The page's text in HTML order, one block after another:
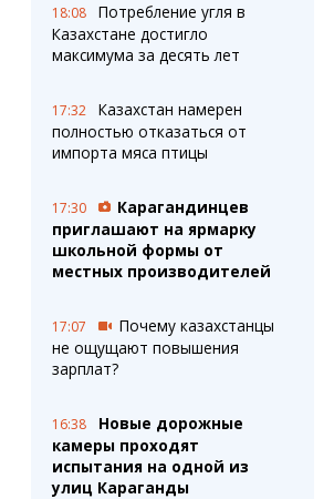
18:08
Потребление угля в
Казахстане достигло
максимума за десять лет
17:32
Казахстан намерен
полностью отказаться от
импорта мяса птицы
17:30
Карагандинцев
приглашают на ярмарку
школьной формы от
местных производителей
17:07
Почему казахстанцы
не ощущают повышения
зарплат?
16:38
Новые дорожные
камеры проходят
испытания на одной из
улиц Караганды